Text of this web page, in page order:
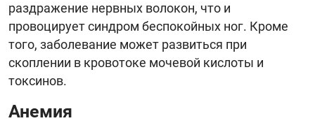
раздражение нервных волокон, что и
провоцирует синдром беспокойных ног. Кроме
того, заболевание может развиться при
скоплении в кровотоке мочевой кислоты и
токсинов.
Анемия